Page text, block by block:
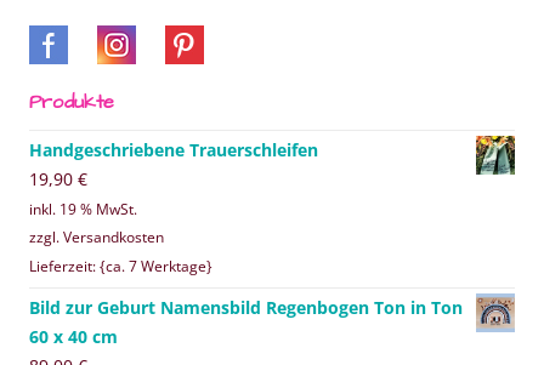
Produkte
Handgeschriebene Trauerschleifen
19,90 €
inkl. 19 % MwSt.
zzgl. Versandkosten
Lieferzeit: {ca. 7 Werktage}
Bild zur Geburt Namensbild Regenbogen Ton in Ton
60 x 40 cm